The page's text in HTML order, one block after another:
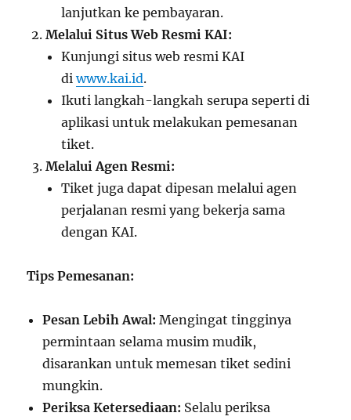
lanjutkan ke pembayaran.
Melalui Situs Web Resmi KAI:
Kunjungi situs web resmi KAI
diwww.kai.id.
Ikuti langkah-langkah serupa seperti di
aplikasi untuk melakukan pemesanan
tiket.
Melalui Agen Resmi:
Tiket juga dapat dipesan melalui agen
perjalanan resmi yang bekerja sama
dengan KAI.
Tips Pemesanan:
Pesan Lebih Awal: Mengingat tingginya
permintaan selama musim mudik,
disarankan untuk memesan tiket sedini
mungkin.
Periksa Ketersediaan: Selalu periksa